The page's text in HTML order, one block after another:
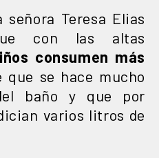
Teresa Elias
con las altas
consumen más
que se hace mucho
baño y que por
varios litros de